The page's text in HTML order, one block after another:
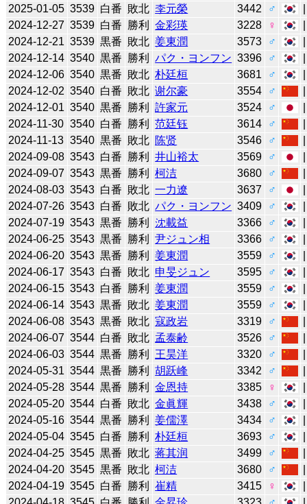
2025-01-05 3539 白番 敗北 李元榮 3442 ♂
2024-12-27 3539 白番 勝利 金彩瑛 3228 ♀
2024-12-21 3539 黒番 敗北 姜東潤 3573 ♂
2024-12-14 3540 黒番 勝利 パク・ヨンフン 3396 ♂
2024-12-06 3540 黒番 敗北 朴廷桓 3681 ♂
2024-12-02 3540 白番 敗北 谢尔豪 3554 ♂
2024-12-01 3540 黒番 勝利 許家元 3524 ♂
2024-11-30 3540 白番 勝利 范廷钰 3614 ♂
2024-11-13 3540 黒番 敗北 陈贤 3546 ♂
2024-09-08 3543 白番 勝利 井山裕太 3569 ♂
2024-09-07 3543 黒番 勝利 柯洁 3680 ♂
2024-08-03 3543 白番 敗北 一力遼 3637 ♂
2024-07-26 3543 白番 敗北 パク・ヨンフン 3409 ♂
2024-07-19 3543 黒番 勝利 沈載益 3366 ♂
2024-06-25 3543 黒番 勝利 尹ジュン相 3366 ♂
2024-06-20 3543 黒番 勝利 姜東潤 3559 ♂
2024-06-17 3543 白番 敗北 申旻ジュン 3595 ♂
2024-06-15 3543 白番 勝利 姜東潤 3559 ♂
2024-06-14 3543 黒番 敗北 姜東潤 3559 ♂
2024-06-08 3543 黒番 敗北 寇政岩 3319 ♂
2024-06-07 3544 白番 敗北 孟泰齢 3526 ♂
2024-06-03 3544 黒番 勝利 王昊洋 3320 ♂
2024-05-31 3544 黒番 勝利 胡跃峰 3342 ♂
2024-05-28 3544 黒番 勝利 金恩持 3385 ♀
2024-05-20 3544 白番 敗北 金眞輝 3438 ♂
2024-05-16 3544 黒番 勝利 姜儒澤 3434 ♂
2024-05-04 3545 白番 勝利 朴廷桓 3693 ♂
2024-04-25 3545 黒番 敗北 蒋其润 3499 ♂
2024-04-20 3545 黒番 敗北 柯洁 3680 ♂
2024-04-19 3545 白番 勝利 崔精 3415 ♀